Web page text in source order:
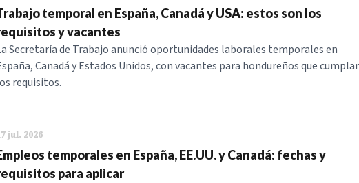
temporal en España, Canadá y USA: estos son los
y vacantes
Secretaría de Trabajo anunció oportunidades laborales temporales en
Canadá y Estados Unidos, con vacantes para hondureños que
requisitos.
jul. 2026
temporales en España, EE.UU. y Canadá: fechas y
para aplicar